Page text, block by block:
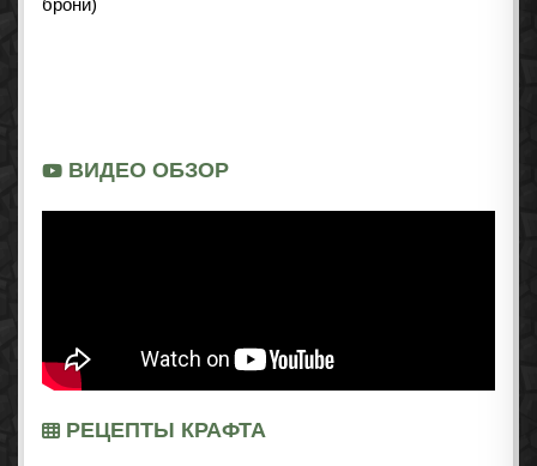
ВИДЕО ОБЗОР
РЕЦЕПТЫ КРАФТА